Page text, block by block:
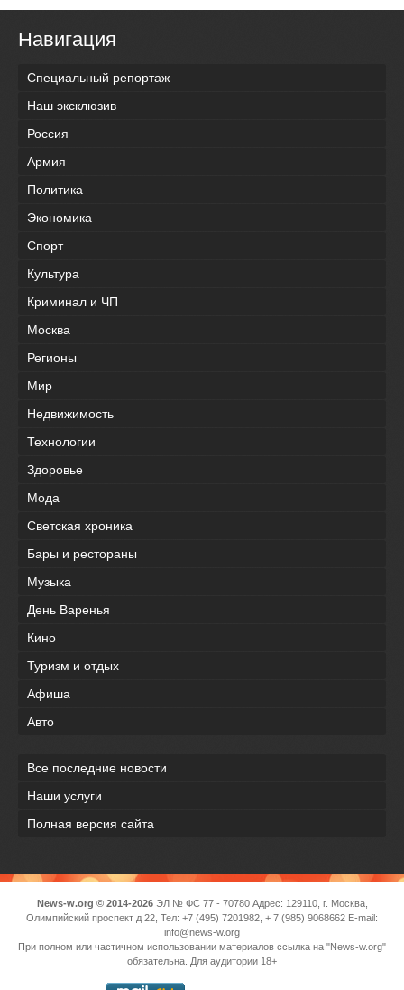
Навигация
Специальный репортаж
Наш эксклюзив
Россия
Армия
Политика
Экономика
Спорт
Культура
Криминал и ЧП
Москва
Регионы
Мир
Недвижимость
Технологии
Здоровье
Мода
Светская хроника
Бары и рестораны
Музыка
День Варенья
Кино
Туризм и отдых
Афиша
Авто
Все последние новости
Наши услуги
Полная версия сайта
News-w.org © 2014-2026ЭЛ № ФС 77 - 70780 Адрес: 129110, г. Москва,
Олимпийский проспект д 22, Тел: +7 (495) 7201982, + 7 (985) 9068662 E-mail:
info@news-w.org
При полном или частичном использовании материалов ссылка на "News-w.org"
обязательна. Для аудитории 18+